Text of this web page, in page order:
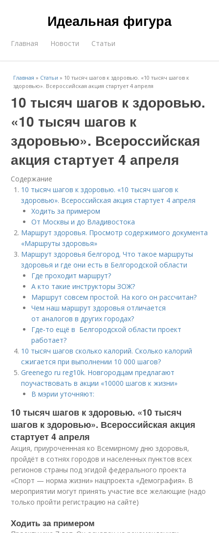
Идеальная фигура
Главная Новости Статьи
Главная » Статьи » 10 тысяч шагов к здоровью. «10 тысяч шагов к
здоровью». Всероссийская акция стартует 4 апреля
10 тысяч шагов к здоровью.
«10 тысяч шагов к
здоровью». Всероссийская
акция стартует 4 апреля
Содержание
10 тысяч шагов к здоровью. «10 тысяч шагов к
здоровью». Всероссийская акция стартует 4 апреля
Ходить за примером
От Москвы и до Владивостока
Маршрут здоровья. Просмотр содержимого документа
«Маршруты здоровья»
Маршрут здоровья белгород. Что такое маршруты
здоровья и где они есть в Белгородской области
Где проходит маршрут?
А кто такие инструкторы ЗОЖ?
Маршрут совсем простой. На кого он рассчитан?
Чем наш маршрут здоровья отличается
от аналогов в других городах?
Где‑то ещё в Белгородской области проект
работает?
10 тысяч шагов сколько калорий. Сколько калорий
сжигается при выполнении 10 000 шагов?
Greenego ru reg10k. Новгородцам предлагают
поучаствовать в акции «10000 шагов к жизни»
В мэрии уточняют:
10 тысяч шагов к здоровью. «10 тысяч
шагов к здоровью». Всероссийская акция
стартует 4 апреля
Акция, приуроченнная ко Всемирному дню здоровья,
пройдёт в сотнях городов и населенных пунктов всех
регионов страны под эгидой федерального проекта
«Спорт — норма жизни» нацпроекта «Демография». В
мероприятии могут принять участие все желающие (надо
только пройти регистрацию на сайте)
Ходить за примером